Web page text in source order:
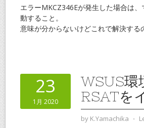
エラーMKCZ346Eが発生した場合は
動すること。
意味が分からないけどこれで解決する
23
1月 2020
WSUS環
RSATを
by K.Yamachika ⋅